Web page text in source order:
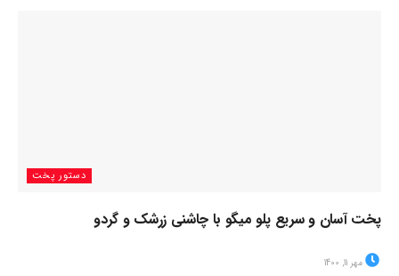
دستور پخت
پخت آسان و سریع پلو میگو با چاشنی زرشک و گردو
مهر 11, 1400